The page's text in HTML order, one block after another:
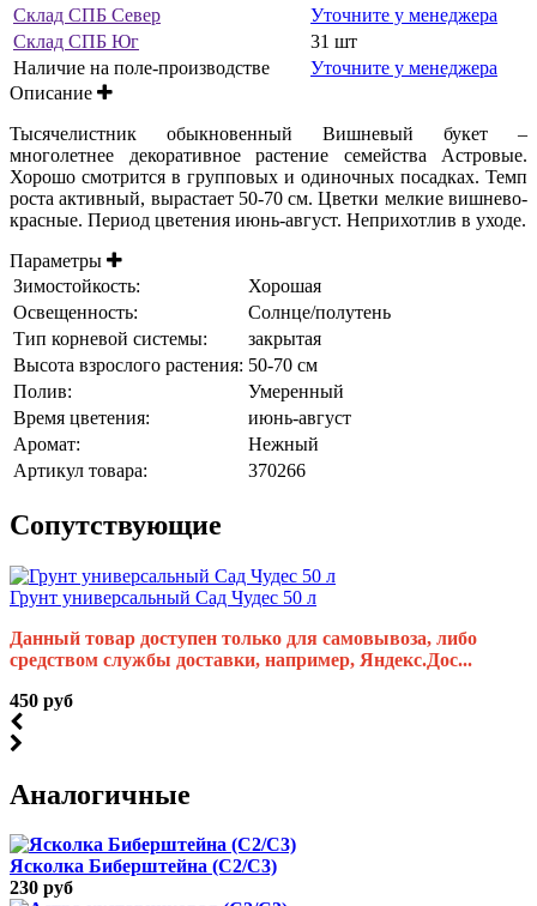
Склад СПБ Север
Уточните у менеджера
Склад СПБ Юг
31 шт
Наличие на поле-производстве
Уточните у менеджера
Описание
Тысячелистник обыкновенный Вишневый букет –
многолетнее декоративное растение семейства Астровые.
Хорошо смотрится в групповых и одиночных посадках. Темп
роста активный, вырастает 50-70 см. Цветки мелкие вишнево-
красные. Период цветения июнь-август. Неприхотлив в уходе.
Параметры
Зимостойкость:
Хорошая
Освещенность:
Солнце/полутень
Тип корневой системы:
закрытая
Высота взрослого растения: 50-70 см
Полив:
Умеренный
Время цветения:
июнь-август
Аромат:
Нежный
Артикул товара:
370266
Cопутствующие
Грунт универсальный Сад Чудес 50 л
Данный товар доступен только для самовывоза, либо
средством службы доставки, например, Яндекс.Дос...
450 руб
Аналогичные
Ясколка Биберштейна (С2/С3)
230 руб